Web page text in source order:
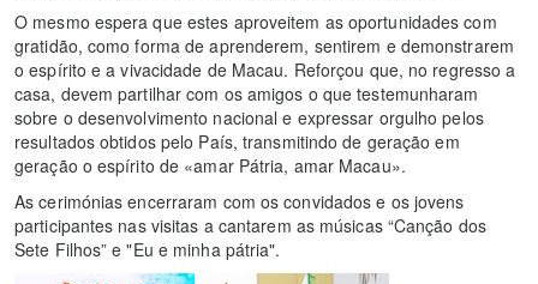
O mesmo espera que estes aproveitem as oportunidades com
gratidão, como forma de aprenderem, sentirem e demonstrarem
o espírito e a vivacidade de Macau. Reforçou que, no regresso a
casa, devem partilhar com os amigos o que testemunharam
sobre o desenvolvimento nacional e expressar orgulho pelos
resultados obtidos pelo País, transmitindo de geração em
geração o espírito de «amar Pátria, amar Macau».
As cerimónias encerraram com os convidados e os jovens
participantes nas visitas a cantarem as músicas “Canção dos
Sete Filhos” e "Eu e minha pátria".